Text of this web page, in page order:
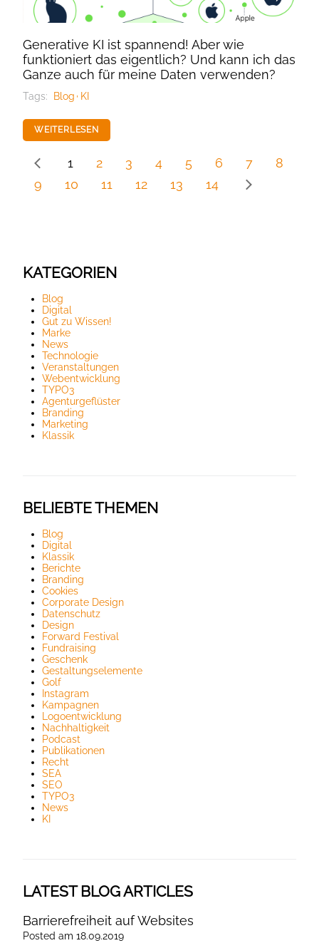
Generative KI ist spannend! Aber wie
funktioniert das eigentlich? Und kann ich das
Ganze auch für meine Daten verwenden?
Tags: Blog KI
WEITERLESEN
1 2 3 4 5 6 7
8
9
10 11 12 13 14
KATEGORIEN
Blog
Digital
Gut zu Wissen!
Marke
News
Technologie
Veranstaltungen
Webentwicklung
TYPO3
Agenturgeflüster
Branding
Marketing
Klassik
BELIEBTE THEMEN
Blog
Digital
Klassik
Berichte
Branding
Cookies
Corporate Design
Datenschutz
Design
Forward Festival
Fundraising
Geschenk
Gestaltungselemente
Golf
Instagram
Kampagnen
Logoentwicklung
Nachhaltigkeit
Podcast
Publikationen
Recht
SEA
SEO
TYPO3
News
KI
LATEST BLOG ARTICLES
Barrierefreiheit auf Websites
Posted am 18.09.2019